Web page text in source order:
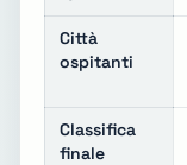
Città
ospitanti
Classifica
finale